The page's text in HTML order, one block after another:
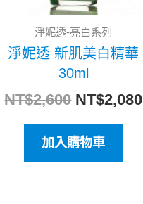
淨妮透-亮白系列
淨妮透 新肌美白精華
30ml
NT$2,600 NT$2,080
加入購物車